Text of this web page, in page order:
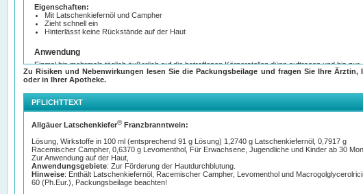
Eigenschaften:
Mit Latschenkiefernöl und Campher
Zieht schnell ein
Hinterlässt keine Rückstände auf der Haut
Anwendung
Einmal bis mehrmals täglich äußerlich auf die betroffenen Körperstellen dünn auftragen und bis zur
Trockne in die Haut einreiben und einmassieren. Wenden Sie dieses Arzneimittel ohne ärztlichen
länger als 3 Tage an. Über die weitere Dauer der Behandlung entscheidet der behandelnde Arzt. In
über diesen Zeitraum hinaus ist nicht belegt.
Zu Risiken und Nebenwirkungen lesen Sie die Packungsbeilage und fragen Sie Ihre Ärztin,
oder in Ihrer Apotheke.
PFLICHTTEXT
Allgäuer Latschenkiefer®Franzbranntwein:
Lösung, Wirkstoffe in 100 ml (entsprechend 91 g Lösung) 1,2740 g Latschenkiefernöl, 0,7917 g
Racemischer Campher, 0,6370 g Levomenthol, Für Erwachsene, Jugendliche und Kinder ab 30
Zur Anwendung auf der Haut,
Anwendungsgebiete: Zur Förderung der Hautdurchblutung.
Hinweise: Enthält Latschenkiefernöl, Racemischer Campher, Levomenthol und
60 (Ph.Eur.), Packungsbeilage beachten!